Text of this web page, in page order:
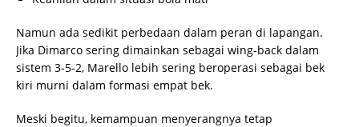
Namun ada sedikit perbedaan dalam peran di lapangan.
Jika Dimarco sering dimainkan sebagai wing-back dalam
sistem 3-5-2, Marello lebih sering beroperasi sebagai bek
kiri murni dalam formasi empat bek.
Meski begitu, kemampuan menyerangnya tetap